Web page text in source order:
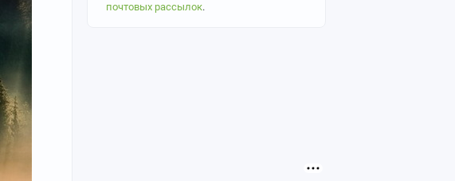
почтовых рассылок.